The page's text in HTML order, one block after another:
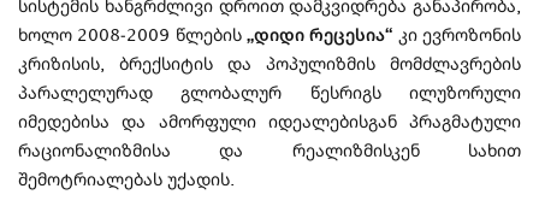
სისტემის ხანგრძლივი დროით დამკვიდრება განაპირობა,
ხოლო 2008-2009 წლების „დიდი რეცესია“ კი ევროზონის
კრიზისის, ბრექსიტის და პოპულიზმის მომძლავრების
პარალელურად გლობალურ წესრიგს ილუზორული
იმედებისა და ამორფული იდეალებისგან პრაგმატული
რაციონალიზმისა და რეალიზმისკენ სახით
შემოტრიალებას უქადის.